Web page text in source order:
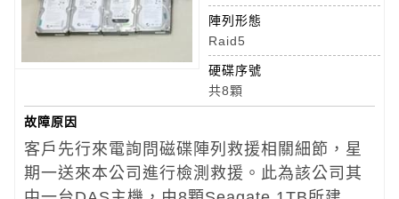
陣列形態
Raid5
硬碟序號
共8顆
故障原因
客戶先行來電詢問磁碟陣列救援相關細節，星
期一送來本公司進行檢測救援。此為該公司其